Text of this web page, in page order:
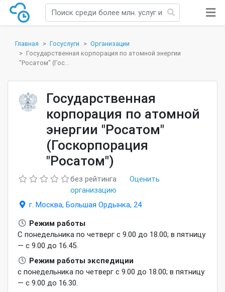
Главная Госуслуги
Организации
Государственная корпорация по атомной энергии
"Росатом" (Гос...
Государственная
корпорация по атомной
энергии "Росатом"
(Госкорпорация
"Росатом")
без рейтинга
Оценить
организацию
г. Москва, Большая Ордынка, 24
Режим работы
С понедельника по четверг с 9.00 до 18.00; в пятницу
— с 9.00 до 16.45.
Режим работы экспедиции
с понедельника по четверг с 9.00 до 18.00; в пятницу
— с 9.00 до 16.30.